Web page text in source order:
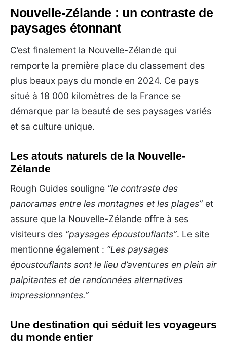
Nouvelle-Zélande : un contraste de
paysages étonnant
C’est finalement la Nouvelle-Zélande qui
remporte la première place du classement des
plus beaux pays du monde en 2024. Ce pays
situé à 18 000 kilomètres de la France se
démarque par la beauté de ses paysages variés
et sa culture unique.
Les atouts naturels de la Nouvelle-
Zélande
Rough Guides souligne “le contraste des
panoramas entre les montagnes et les plages” et
assure que la Nouvelle-Zélande offre à ses
visiteurs des “paysages époustouflants”. Le site
mentionne également : “Les paysages
époustouflants sont le lieu d’aventures en plein air
palpitantes et de randonnées alternatives
impressionnantes.”
Une destination qui séduit les voyageurs
du monde entier